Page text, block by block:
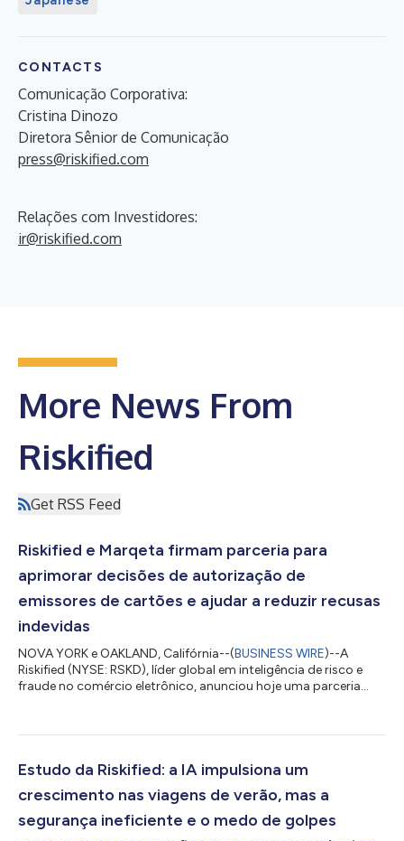
CONTACTS
Comunicação Corporativa:
Cristina Dinozo
Diretora Sênior de Comunicação
press@riskified.com
Relações com Investidores:
ir@riskified.com
More News From
Riskified
Get RSS Feed
Riskified e Marqeta firmam parceria para
aprimorar decisões de autorização de
emissores de cartões e ajudar a reduzir recusas
indevidas
NOVA YORK e OAKLAND, Califórnia--(BUSINESS WIRE)--A
Riskified (NYSE: RSKD), líder global em inteligência de risco e
fraude no comércio eletrônico, anunciou hoje uma parceria
plataforma da Marqeta acesso à inteligência de risco de pré-
tomarem decisões de autorização mais precisas, aprovarem
Estudo da Riskified: a IA impulsiona um
crescimento nas viagens de verão, mas a
segurança ineficiente e o medo de golpes